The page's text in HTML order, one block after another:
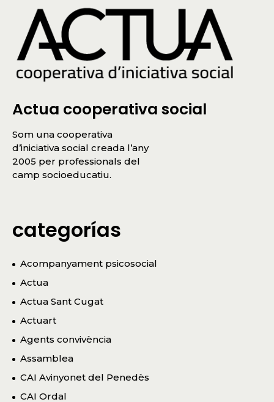
Actua cooperativa social
Som una cooperativa
d’iniciativa social creada l’any
2005 per professionals del
camp socioeducatiu.
categorías
Acompanyament psicosocial
Actua
Actua Sant Cugat
Actuart
Agents convivència
Assamblea
CAI Avinyonet del Penedès
CAI Ordal